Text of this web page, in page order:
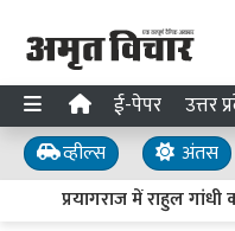
ई-पेपर उत्तर
व्हील्स अंतस
प्रयागराज में राहुल